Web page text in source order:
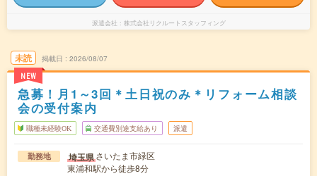
派遣会社 株式会社リクルートスタッフィング
未読
NEW
掲載日 2026/08/07
急募！月1～3回＊土日祝のみ＊リフォーム相談
会の受付案内
職種未経験OK 交通費別途支給あり 派遣
勤務地 埼玉県さいたま市緑区
東浦和駅から徒歩8分